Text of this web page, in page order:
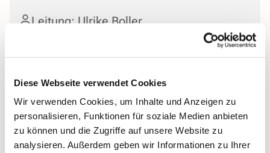
Diese Webseite verwendet Cookies
Wir verwenden Cookies, um Inhalte und Anzeigen zu
personalisieren, Funktionen für soziale Medien anbieten
zu können und die Zugriffe auf unsere Website zu
analysieren. Außerdem geben wir Informationen zu Ihrer
Leitung: Ulrike Boller